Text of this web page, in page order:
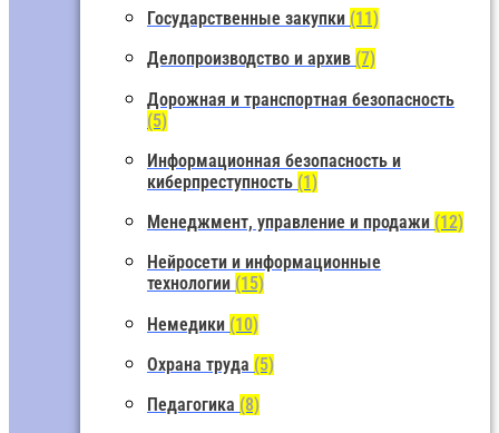
Государственные закупки (11)
Делопроизводство и архив (7)
Дорожная и транспортная безопасность
(5)
Информационная безопасность и
киберпреступность (1)
Менеджмент, управление и продажи (12)
Нейросети и информационные
технологии (15)
Немедики (10)
Охрана труда (5)
Педагогика (8)